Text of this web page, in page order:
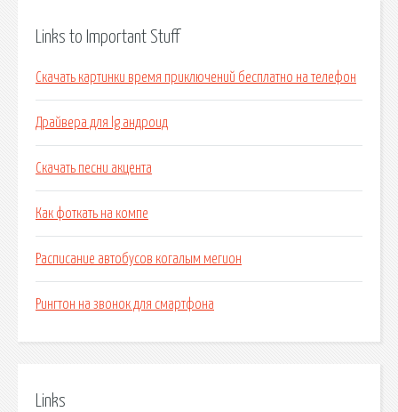
Links to Important Stuff
Скачать картинки время приключений бесплатно на телефон
Драйвера для lg андроид
Скачать песни акцента
Как фоткать на компе
Расписание автобусов когалым мегион
Рингтон на звонок для смартфона
Links